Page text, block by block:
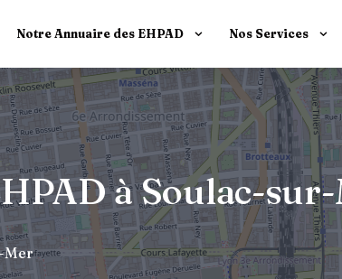
Notre Annuaire des EHPAD Nos Services
à Soulac-
Mer